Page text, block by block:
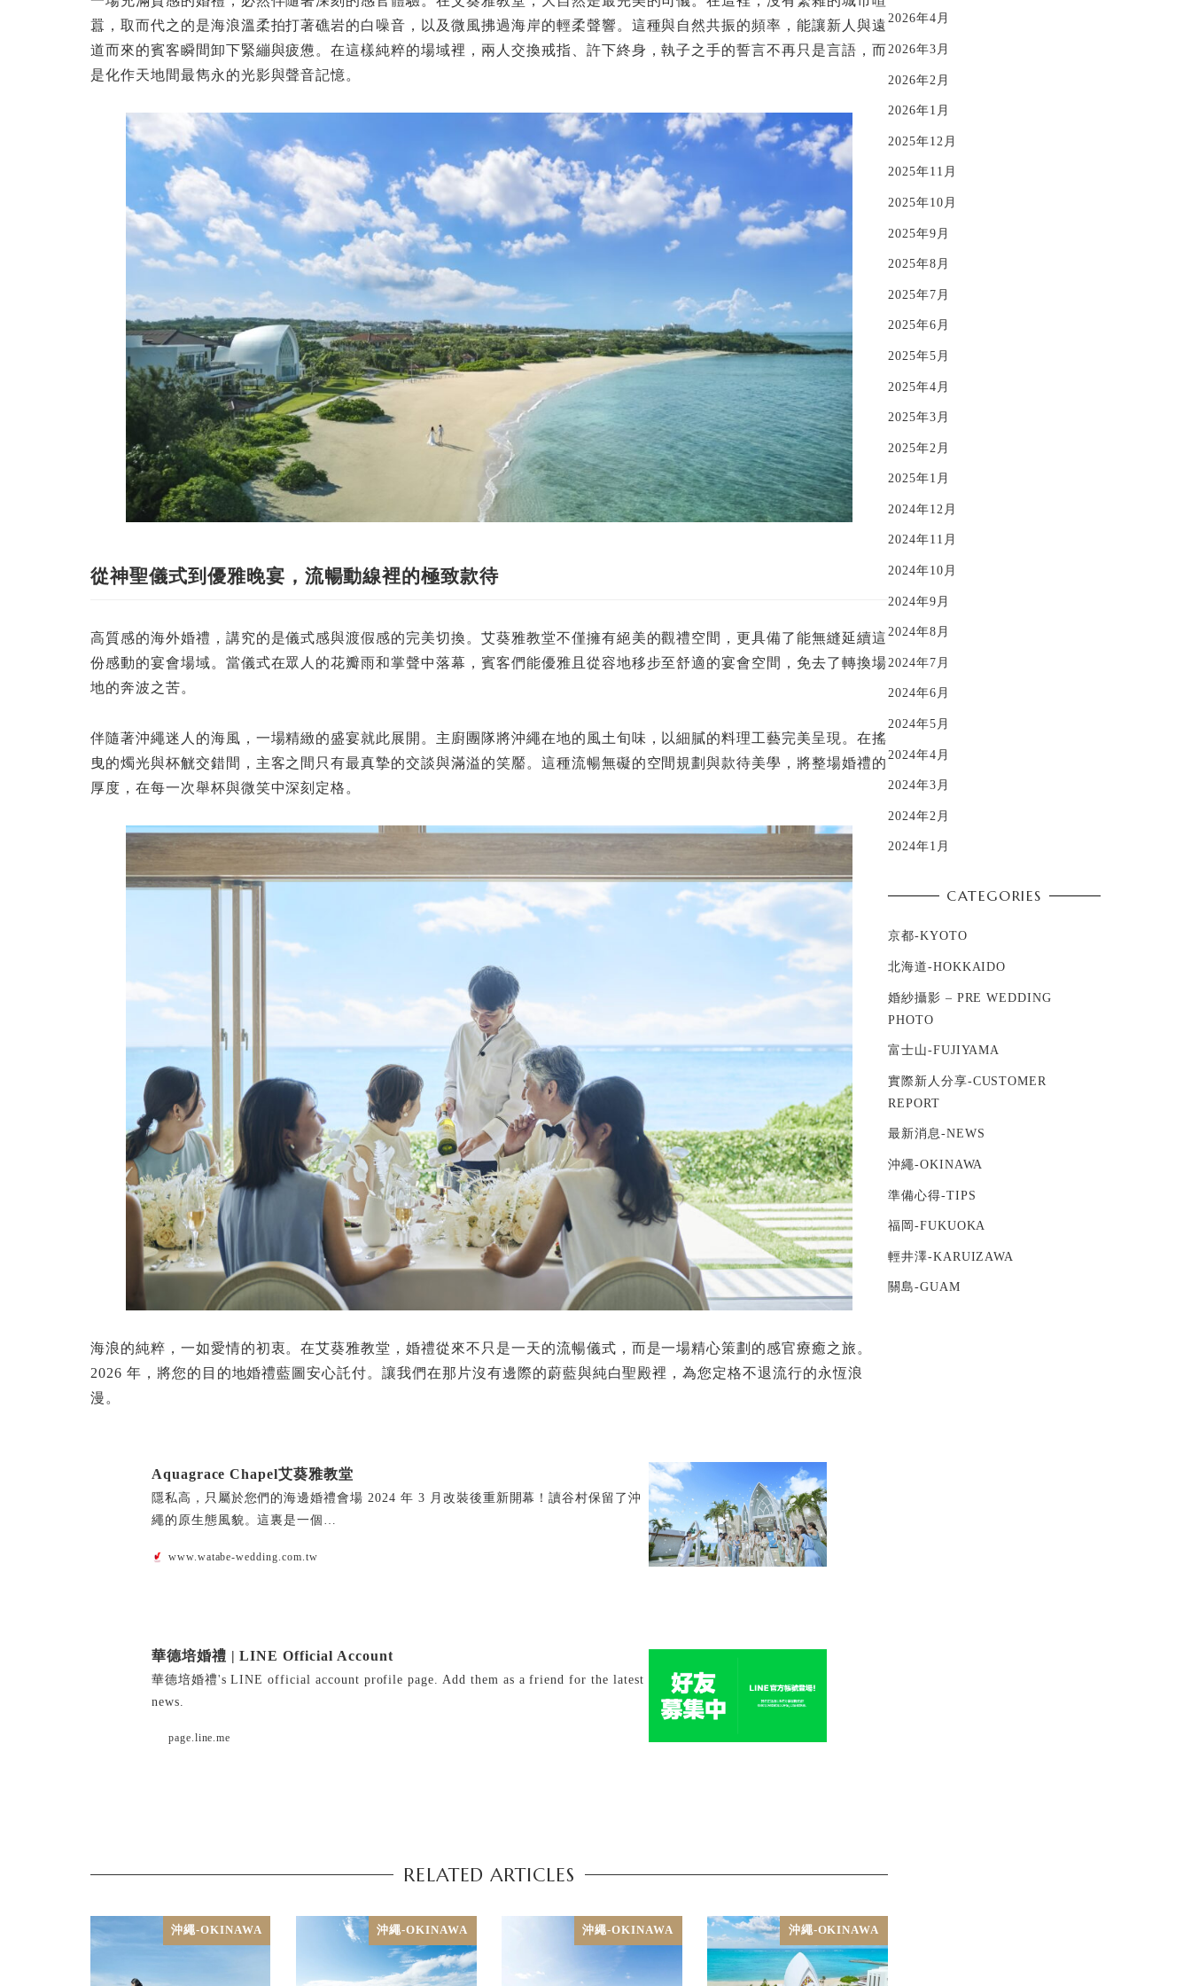
囂，取而代之的是海浪溫柔拍打著礁岩的白噪音，以及微風拂過海岸的輕柔聲響。這種與自然共振的頻率，能讓新人與遠
道而來的賓客瞬間卸下緊繃與疲憊。在這樣純粹的場域裡，兩人交換戒指、許下終身，執子之手的誓言不再只是言語，而
是化作天地間最雋永的光影與聲音記憶。
從神聖儀式到優雅晚宴，流暢動線裡的極致款待
高質感的海外婚禮，講究的是儀式感與渡假感的完美切換。艾葵雅教堂不僅擁有絕美的觀禮空間，更具備了能無縫延續這
份感動的宴會場域。當儀式在眾人的花瓣雨和掌聲中落幕，賓客們能優雅且從容地移步至舒適的宴會空間，免去了轉換場
地的奔波之苦。
伴隨著沖繩迷人的海風，一場精緻的盛宴就此展開。主廚團隊將沖繩在地的風土旬味，以細膩的料理工藝完美呈現。在搖
曳的燭光與杯觥交錯間，主客之間只有最真摯的交談與滿溢的笑靨。這種流暢無礙的空間規劃與款待美學，將整場婚禮的
厚度，在每一次舉杯與微笑中深刻定格。
海浪的純粹，一如愛情的初衷。在艾葵雅教堂，婚禮從來不只是一天的流暢儀式，而是一場精心策劃的感官療癒之旅。
2026 年，將您的目的地婚禮藍圖安心託付。讓我們在那片沒有邊際的蔚藍與純白聖殿裡，為您定格不退流行的永恆浪
漫。
Aquagrace Chapel艾葵雅教堂
隱私高，只屬於您們的海邊婚禮會場 2024 年 3 月改裝後重新開幕！讀谷村保留了沖
繩的原生態風貌。這裏是一個…
www.watabe-wedding.com.tw
華德培婚禮 | LINE Official Account
華德培婚禮's LINE official account profile page. Add them as a friend for the latest
news.
page.line.me
RELATED ARTICLES
沖繩-OKINAWA 沖繩-OKINAWA 沖繩-OKINAWA 沖繩-OKINAWA
2026年4月
2026年3月
2026年2月
2026年1月
2025年12月
2025年11月
2025年10月
2025年9月
2025年8月
2025年7月
2025年6月
2025年5月
2025年4月
2025年3月
2025年2月
2025年1月
2024年12月
2024年11月
2024年10月
2024年9月
2024年8月
2024年7月
2024年6月
2024年5月
2024年4月
2024年3月
2024年2月
2024年1月
CATEGORIES
京都-KYOTO
北海道-HOKKAIDO
婚紗攝影 – PRE WEDDING
PHOTO
富士山-FUJIYAMA
實際新人分享-CUSTOMER
REPORT
最新消息-NEWS
沖繩-OKINAWA
準備心得-TIPS
福岡-FUKUOKA
輕井澤-KARUIZAWA
關島-GUAM